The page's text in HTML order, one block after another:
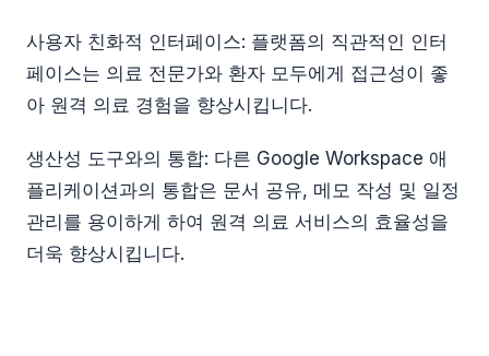
사용자 친화적 인터페이스: 플랫폼의 직관적인 인터
페이스는 의료 전문가와 환자 모두에게 접근성이 좋
아 원격 의료 경험을 향상시킵니다.
생산성 도구와의 통합: 다른 Google Workspace 애
플리케이션과의 통합은 문서 공유, 메모 작성 및 일정
관리를 용이하게 하여 원격 의료 서비스의 효율성을
더욱 향상시킵니다.